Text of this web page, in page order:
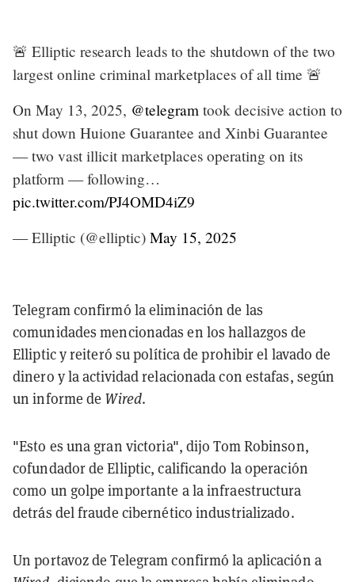
🚨 Elliptic research leads to the shutdown of the two
largest online criminal marketplaces of all time 🚨
On May 13, 2025, @telegram took decisive action to
shut down Huione Guarantee and Xinbi Guarantee
— two vast illicit marketplaces operating on its
platform — following…
pic.twitter.com/PJ4OMD4iZ9
— Elliptic (@elliptic) May 15, 2025
Telegram confirmó la eliminación de las
comunidades mencionadas en los hallazgos de
Elliptic y reiteró su política de prohibir el lavado de
dinero y la actividad relacionada con estafas, según
un informe de Wired.
"Esto es una gran victoria", dijo Tom Robinson,
cofundador de Elliptic, calificando la operación
como un golpe importante a la infraestructura
detrás del fraude cibernético industrializado.
Un portavoz de Telegram confirmó la aplicación a